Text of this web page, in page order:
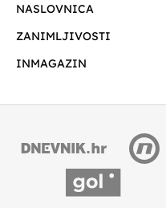
NASLOVNICA
ZANIMLJIVOSTI
INMAGAZIN